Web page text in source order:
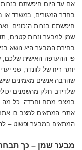
אם עד היום חיפשתם בנרות
בחדר המגורים, במשרד או
חיפשתם בנרות הנכונים.
שמן למבער ונרות קטנים,
בחירת המבער היא נושא
פי ההעדפה האישית שלכם,
יותר ריח של לוונדר, שני
שהרבה אנשים מאמינים
שלדידם חלק מהשמנים
במצבי מתח וחרדה. כל מה
אתרי המתאים למצב בו
המתאים במבער ופשוט –
מבער שמן – כך תבחרו